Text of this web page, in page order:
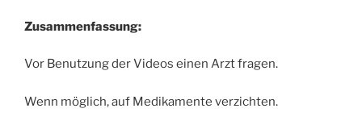
Zusammenfassung:
Vor Benutzung der Videos einen Arzt fragen.
Wenn möglich, auf Medikamente verzichten.